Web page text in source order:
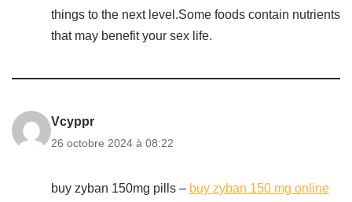
things to the next level.Some foods contain nutrients
that may benefit your sex life.
Vcyppr
26 octobre 2024 à 08:22
buy zyban 150mg pills – buy zyban 150 mg online